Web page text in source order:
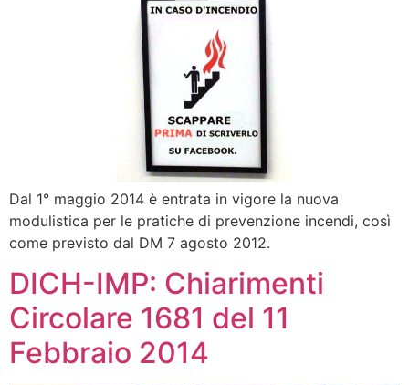
Dal 1° maggio 2014 è entrata in vigore la nuova
modulistica per le pratiche di prevenzione incendi, così
come previsto dal DM 7 agosto 2012.
DICH-IMP: Chiarimenti
Circolare 1681 del 11
Febbraio 2014